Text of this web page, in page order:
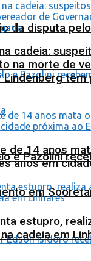
da disputa
e Pazolini
em
cadeia:
na morte de
Lindenberg têm
de 14 anos
anos em
estupro,
cadeia em